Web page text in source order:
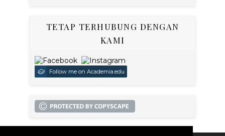
TETAP TERHUBUNG DENGAN
KAMI
Follow me on Academia.edu